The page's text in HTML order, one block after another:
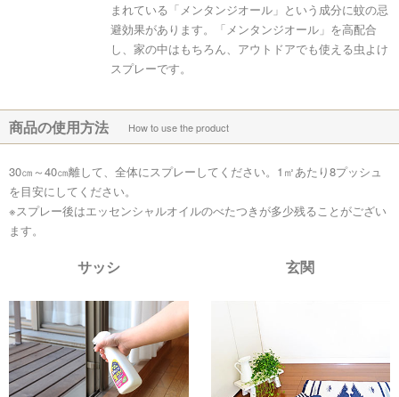
まれている「メンタンジオール」という成分に蚊の忌
避効果があります。「メンタンジオール」を高配合
し、家の中はもちろん、アウトドアでも使える虫よけ
スプレーです。
商品の使用方法 How to use the product
30㎝～40㎝離して、全体にスプレーしてください。1㎡あたり8プッシュ
を目安にしてください。
※スプレー後はエッセンシャルオイルのべたつきが多少残ることがござい
ます。
サッシ 玄関